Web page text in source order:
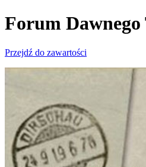
Forum Dawnego
Przejdź do zawartości